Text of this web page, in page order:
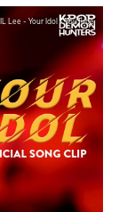
Lee - Your Idol - YouTube